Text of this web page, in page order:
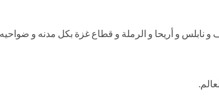
و أريحا و الرملة و قطاع غزة بكل مدنه و